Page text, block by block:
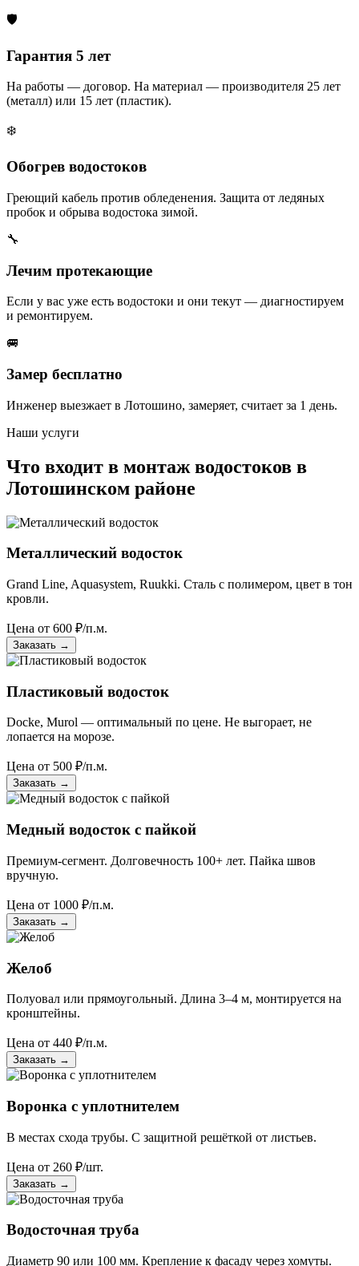
🛡️
Гарантия 5 лет
На работы — договор. На материал — производителя 25 лет
(металл) или 15 лет (пластик).
❄️
Обогрев водостоков
Греющий кабель против обледенения. Защита от ледяных
пробок и обрыва водостока зимой.
🔧
Лечим протекающие
Если у вас уже есть водостоки и они текут — диагностируем
и ремонтируем.
🚐
Замер бесплатно
Инженер выезжает в Лотошино, замеряет, считает за 1 день.
Наши услуги
Что входит в монтаж водостоков в
Лотошинском районе
Металлический водосток
Grand Line, Aquasystem, Ruukki. Сталь с полимером, цвет в тон
кровли.
Цена от 600 ₽/п.м.
Заказать →
Пластиковый водосток
Docke, Murol — оптимальный по цене. Не выгорает, не
лопается на морозе.
Цена от 500 ₽/п.м.
Заказать →
Медный водосток с пайкой
Премиум-сегмент. Долговечность 100+ лет. Пайка швов
вручную.
Цена от 1000 ₽/п.м.
Заказать →
Желоб
Полуовал или прямоугольный. Длина 3–4 м, монтируется на
кронштейны.
Цена от 440 ₽/п.м.
Заказать →
Воронка с уплотнителем
В местах схода трубы. С защитной решёткой от листьев.
Цена от 260 ₽/шт.
Заказать →
Водосточная труба
Диаметр 90 или 100 мм. Крепление к фасаду через хомуты.